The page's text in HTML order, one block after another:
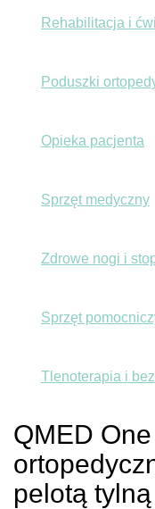
Rehabilitacja i
Poduszki
Opieka pacjenta
Sprzęt medyczny
Zdrowe nogi i
Sprzęt
Tlenoterapia i
QMED
pelotą